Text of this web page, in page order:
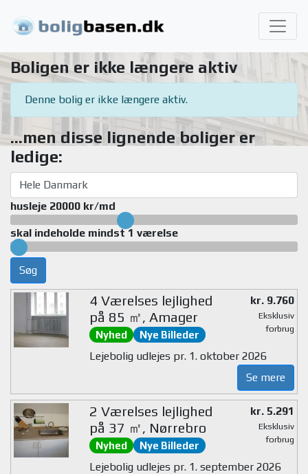
Boligen er ikke længere aktiv
Denne bolig er ikke længere aktiv.
...men disse lignende boliger er
ledige:
husleje 20000 kr/md
skal indeholde mindst 1 værelse
Søg
4 Værelses lejlighed
på 85 ㎡, Amager
Nyhed Nye Billeder
kr. 9.760
Eksklusiv
forbrug
Lejebolig udlejes pr. 1. oktober 2026
Se mere
2 Værelses lejlighed
på 37 ㎡, Nørrebro
Nyhed Nye Billeder
kr. 5.291
Eksklusiv
forbrug
Lejebolig udlejes pr. 1. september 2026